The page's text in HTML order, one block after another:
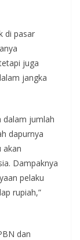
di pasar
juga
jangka
dalam jumlah
dapurnya
akan
Dampaknya
pelaku
rupiah,”
dan